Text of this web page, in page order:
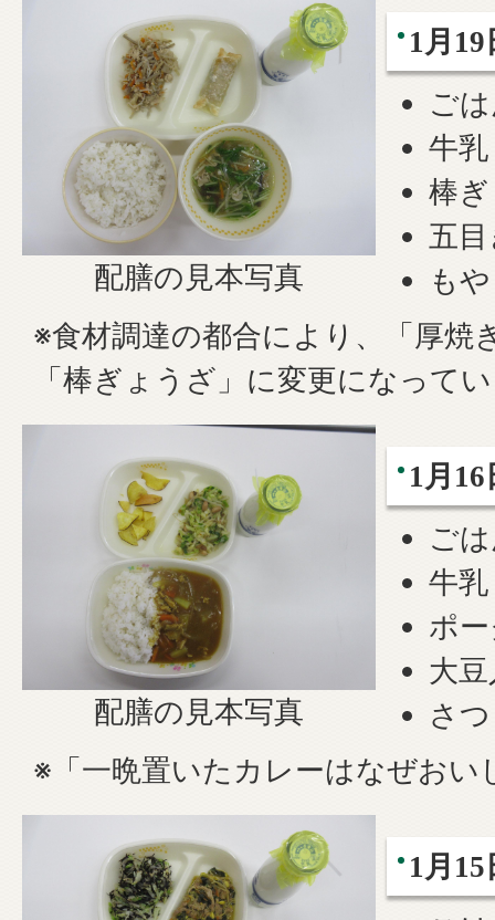
配膳の見本写真
1月
ご
牛乳
棒
五
も
※食材調達の都合により、「厚焼
「棒ぎょうざ」に変更になって
配膳の見本写真
1月
ご
牛乳
ポ
大
さ
※「一晩置いたカレーはなぜおい
1月